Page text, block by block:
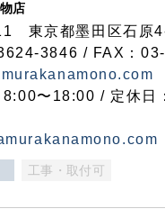
店
東京都墨田区石原
3846 / FAX：
8:00〜18:00 / 定休日
工事・取付可